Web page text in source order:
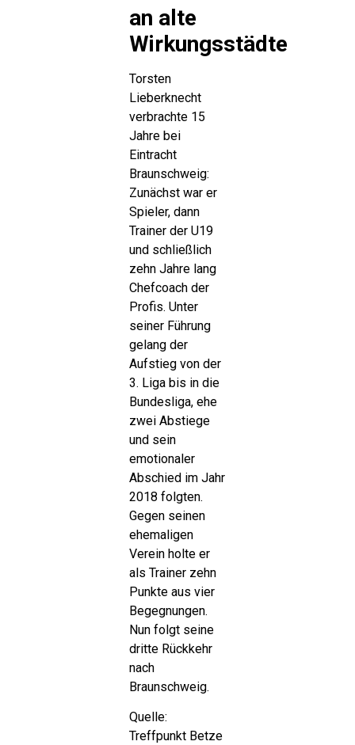
an alte
Wirkungsstädte
Torsten
Lieberknecht
verbrachte 15
Jahre bei
Eintracht
Braunschweig:
Zunächst war er
Spieler, dann
Trainer der U19
und schließlich
zehn Jahre lang
Chefcoach der
Profis. Unter
seiner Führung
gelang der
Aufstieg von der
3. Liga bis in die
Bundesliga, ehe
zwei Abstiege
und sein
emotionaler
Abschied im Jahr
2018 folgten.
Gegen seinen
ehemaligen
Verein holte er
als Trainer zehn
Punkte aus vier
Begegnungen.
Nun folgt seine
dritte Rückkehr
nach
Braunschweig.
Quelle:
Treffpunkt Betze